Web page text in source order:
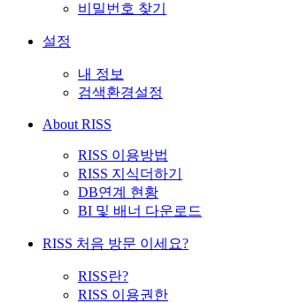
비밀번호 찾기
설정
내 정보
검색환경설정
About RISS
RISS 이용방법
RISS 지식더하기
DB연계 현황
BI 및 배너 다운로드
RISS 처음 방문 이세요?
RISS란?
RISS 이용권한